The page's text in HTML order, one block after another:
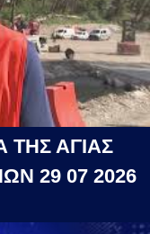
ΑΓΙΑΣ
29 07 2026